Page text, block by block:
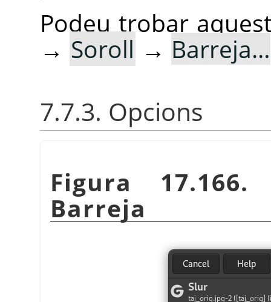
Podeu trobar
→ Soroll → Barreja…
7.7.3. Opcions
Figura
Barreja